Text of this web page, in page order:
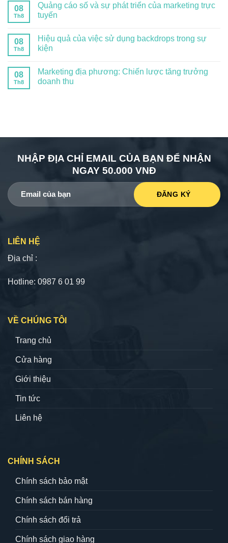
08
Th8
Quảng cáo số và sự phát triển của marketing trực
tuyến
08
Th8
Hiệu quả của việc sử dụng backdrops trong sự
kiện
08
Th8
Marketing địa phương: Chiến lược tăng trưởng
doanh thu
NHẬP ĐỊA CHỈ EMAIL CỦA BẠN ĐỂ NHẬN
NGAY 50.000 VNĐ
LIÊN HỆ
Địa chỉ :
Hotline: 0987 6 01 99
VỀ CHÚNG TÔI
Trang chủ
Cửa hàng
Giới thiệu
Tin tức
Liên hệ
CHÍNH SÁCH
Chính sách bảo mật
Chính sách bán hàng
Chính sách đổi trả
Chính sách giao hàng